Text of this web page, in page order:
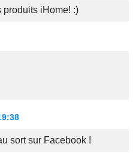
produits iHome! :)
sort sur Facebook !